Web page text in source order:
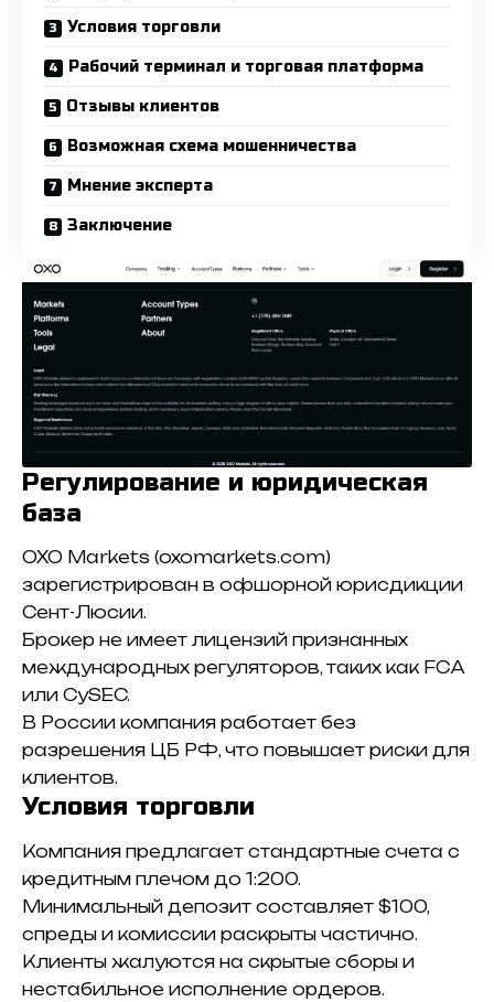
Условия торговли
Рабочий терминал и торговая платформа
Отзывы клиентов
Возможная схема мошенничества
Мнение эксперта
Заключение
Регулирование и юридическая
база
OXO Markets (oxomarkets.com)
зарегистрирован в офшорной юрисдикции
Сент-Люсии.
Брокер не имеет лицензий признанных
международных регуляторов, таких как FCA
или CySEC.
В России компания работает без
разрешения ЦБ РФ, что повышает риски для
клиентов.
Условия торговли
Компания предлагает стандартные счета с
кредитным плечом до 1:200.
Минимальный депозит составляет $100,
спреды и комиссии раскрыты частично.
Клиенты жалуются на скрытые сборы и
нестабильное исполнение ордеров.